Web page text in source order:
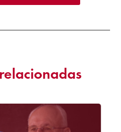
relacionadas